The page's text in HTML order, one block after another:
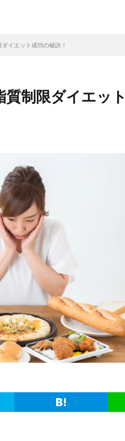
イエット成功の秘訣！
制限ダイエッ